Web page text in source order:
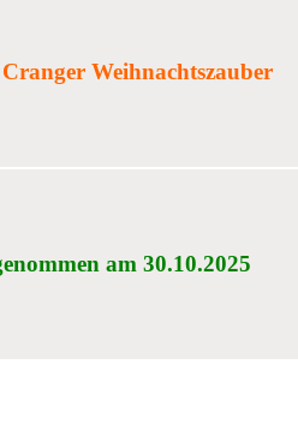
Weihnachtszauber
am 30.10.2025